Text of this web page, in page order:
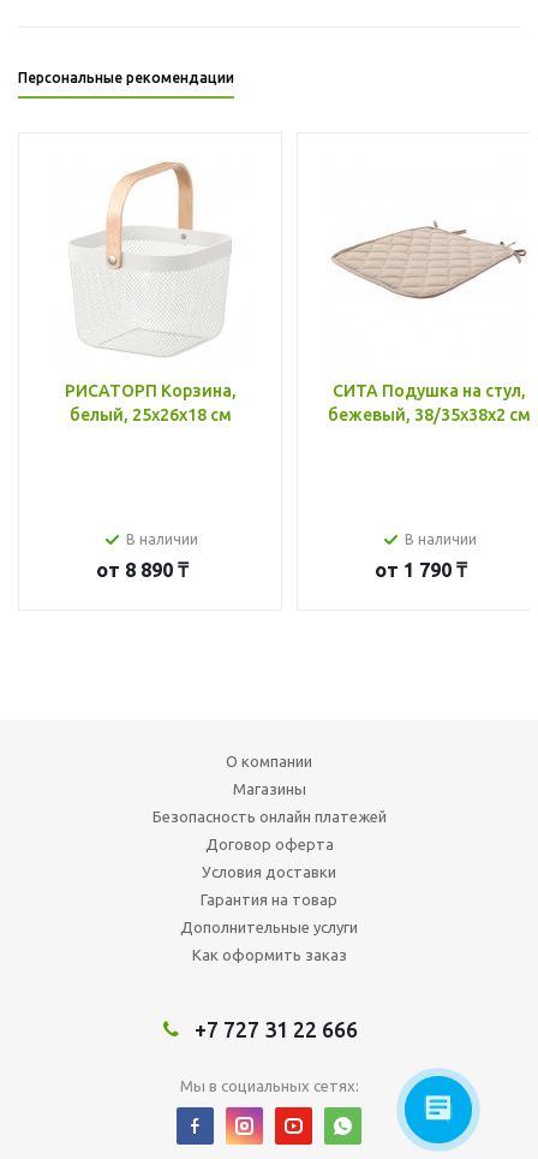
Персональные рекомендации
РИСАТОРП Корзина,
белый, 25x26x18 см
В наличии
от 8 890 ₸
СИТА Подушка на стул,
бежевый, 38/35x38x2 см
В наличии
от 1 790 ₸
О компании
Магазины
Безопасность онлайн платежей
Договор оферта
Условия доставки
Гарантия на товар
Дополнительные услуги
Как оформить заказ
+7 727 31 22 666
Мы в социальных сетях: